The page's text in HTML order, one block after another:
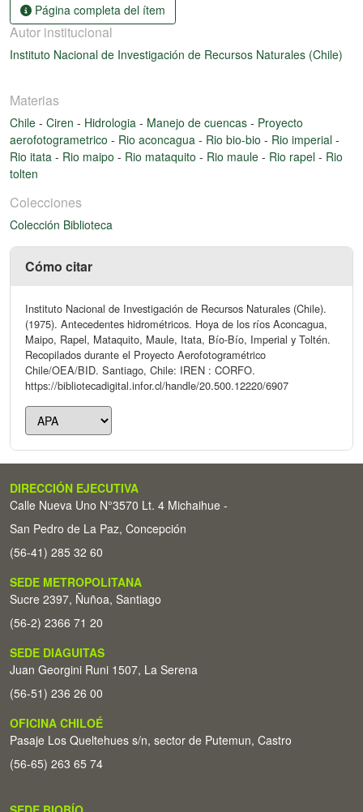
Página completa del ítem
Autor institucional
Instituto Nacional de Investigación de Recursos Naturales (Chile)
Materias
Chile - Ciren - Hidrologia - Manejo de cuencas - Proyecto
aerofotogrametrico - Rio aconcagua - Rio bio-bio - Rio imperial -
Rio itata - Rio maipo - Rio mataquito - Rio maule - Rio rapel - Rio
tolten
Colecciones
Colección Biblioteca
Cómo citar
Instituto Nacional de Investigación de Recursos Naturales (Chile).
(1975). Antecedentes hidrométricos. Hoya de los ríos Aconcagua,
Maipo, Rapel, Mataquito, Maule, Itata, Bío-Bío, Imperial y Toltén.
Recopilados durante el Proyecto Aerofotogramétrico
Chile/OEA/BID. Santiago, Chile: IREN : CORFO.
https://bibliotecadigital.infor.cl/handle/20.500.12220/6907
DIRECCIÓN EJECUTIVA
Calle Nueva Uno N°3570 Lt. 4 Michaihue -
San Pedro de La Paz, Concepción
(56-41) 285 32 60
SEDE METROPOLITANA
Sucre 2397, Ñuñoa, Santiago
(56-2) 2366 71 20
SEDE DIAGUITAS
Juan Georgini Runi 1507, La Serena
(56-51) 236 26 00
OFICINA CHILOÉ
Pasaje Los Queltehues s/n, sector de Putemun, Castro
(56-65) 263 65 74